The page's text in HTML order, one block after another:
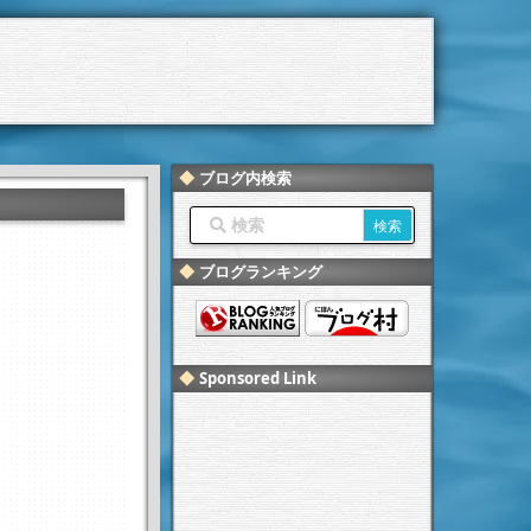
ブログ内検索
ブログランキング
Sponsored Link